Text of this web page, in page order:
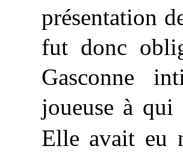
présentation
fut donc
Gasconne
joueuse à
Elle avait eu